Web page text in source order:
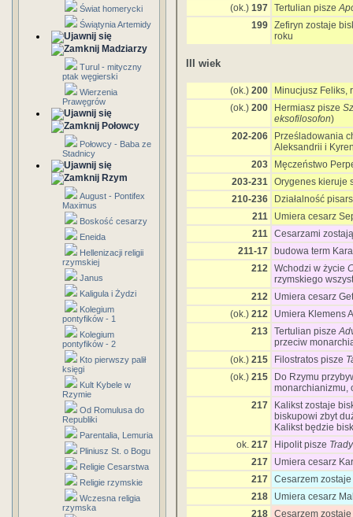
Świat homerycki
Świątynia Artemidy
Madziarzy
Turul - mityczny
ptak węgierski
Wierzenia
Prawęgrów
Połowcy
Połowcy - Baba ze
Stadnicy
Rzym
August - Pontifex
Maximus
Boskość cesarzy
Eneida
Hellenizacji religii
rzymskiej
Janus
Kaligula i Żydzi
Kolegium
pontyfików - 1
Kolegium
pontyfików - 2
Kto pierwszy palił
księgi
Kult Kybele w
Rzymie
Od Romulusa do
Republiki
Parentalia, Lemuria
Pliniusz St. o Bogu
Religie Cesarstwa
Religie rzymskie
Wczesna religia
rzymska
(ok.) 197 Tertulian pisze
199 Zefiryn zostaje
roku
III wiek
(ok.) 200
Minucjusz Feliks,
(ok.) 200 Hermiasz pisze
eksofilosofon)
202-206
Prześladowania
Aleksandrii i
203
Męczeństwo
203-231 Orygenes kieruje
210-236
Działalność
211
Umiera cesarz
211 Cesarzami
211-17
budowa term
212 Wchodzi w życie
rzymskiego
212
Umiera cesarz
(ok.) 212
Umiera Klemens
213 Tertulian pisze
przeciw
(ok.) 215 Filostratos pisze
(ok.) 215
Do Rzymu
monarchianizmu,
217
Kalikst zostaje
biskupowi zbyt
Kalikst będzie
ok. 217 Hipolit pisze
217
Umiera cesarz
217 Cesarzem
218
Umiera cesarz
218 Cesarzem